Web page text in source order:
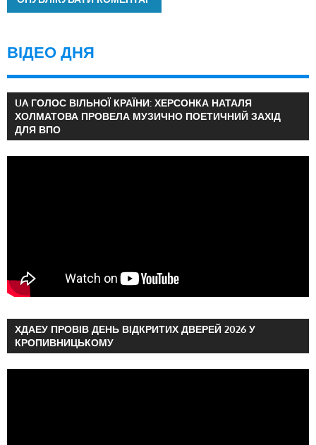
ВІДЕО ДНЯ
UA ГОЛОС ВІЛЬНОЇ КРАЇНИ: ХЕРСОНКА НАТАЛЯ
ХОЛМАТОВА ПРОВЕЛА МУЗИЧНО ПОЕТИЧНИЙ ЗАХІД
ДЛЯ ВПО
ХДАЕУ ПРОВІВ ДЕНЬ ВІДКРИТИХ ДВЕРЕЙ 2026 У
КРОПИВНИЦЬКОМУ